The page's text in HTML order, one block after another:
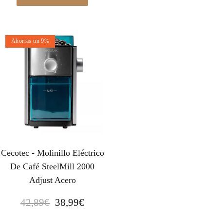
Ahorras un 9%
Cecotec - Molinillo Eléctrico
De Café SteelMill 2000
Adjust Acero
42,89€ E
38,99€